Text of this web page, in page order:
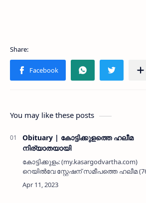
You may like these posts
Obituary | കോട്ടിക്കുളത്തെ ഹലീമ
നിര്യാതയായി
കോട്ടിക്കുളം: (my.kasargodvartha.com)
റെയില്‍വേ സ്റ്റേഷന് സമീപത്തെ ഹലീമ
നിര്യാതയായി. ഭര്‍ത്താവ്: ആലിക്കുഞ്ഞി.
സൈഫുദ്ദീന്‍, സുലൈഖ, സാറാ ബീവി,